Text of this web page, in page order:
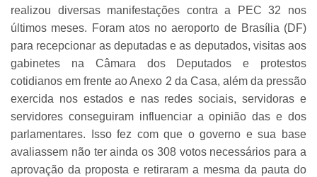
realizou diversas manifestações contra a PEC 32 nos
últimos meses. Foram atos no aeroporto de Brasília (DF)
para recepcionar as deputadas e as deputados, visitas aos
gabinetes na Câmara dos Deputados e protestos
cotidianos em frente ao Anexo 2 da Casa, além da pressão
exercida nos estados e nas redes sociais, servidoras e
servidores conseguiram influenciar a opinião das e dos
parlamentares. Isso fez com que o governo e sua base
avaliassem não ter ainda os 308 votos necessários para a
aprovação da proposta e retiraram a mesma da pauta do